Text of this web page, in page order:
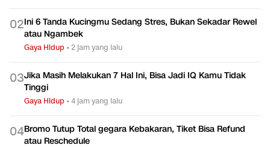
02Ini 6 Tanda Kucingmu Sedang Stres, Bukan Sekadar Rewel
atau Ngambek
Gaya Hidup •2 jam yang lalu
03Jika Masih Melakukan 7 Hal Ini, Bisa Jadi IQ Kamu Tidak
Tinggi
Gaya Hidup •4 jam yang lalu
04Bromo Tutup Total gegara Kebakaran, Tiket Bisa Refund
atau Reschedule